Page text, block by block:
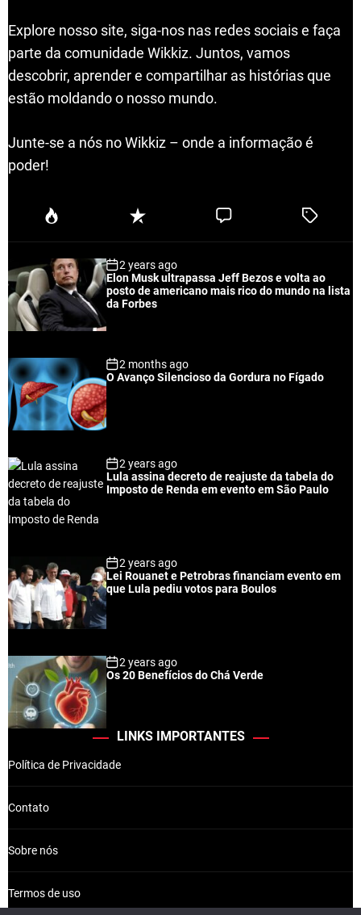
Explore nosso site, siga-nos nas redes sociais e faça
parte da comunidade Wikkiz. Juntos, vamos
descobrir, aprender e compartilhar as histórias que
estão moldando o nosso mundo.
Junte-se a nós no Wikkiz – onde a informação é
poder!
P
u
a
r
R
e
n
t
C
e
T
e
2 years ago
Elon Musk ultrapassa Jeff Bezos e volta ao
posto de americano mais rico do mundo na lista
da Forbes
2 months ago
O Avanço Silencioso da Gordura no Fígado
2 years ago
Lula assina decreto de reajuste da tabela do
Imposto de Renda em evento em São Paulo
2 years ago
Lei Rouanet e Petrobras financiam evento em
que Lula pediu votos para Boulos
2 years ago
Os 20 Benefícios do Chá Verde
LINKS IMPORTANTES
Política de Privacidade
Contato
Sobre nós
Termos de uso